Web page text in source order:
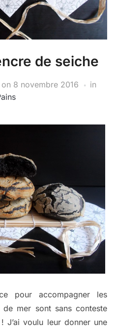
de seiche
on 8 novembre 2016
in
pour accompagner les
mer sont sans conteste
J’ai voulu leur donner une